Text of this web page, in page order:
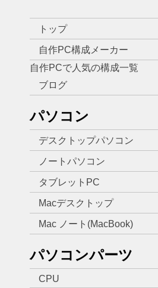
トップ
自作PC構成メーカー
自作PCで人気の構成一覧
ブログ
パソコン
デスクトップパソコン
ノートパソコン
タブレットPC
Macデスクトップ
Mac ノート(MacBook)
パソコンパーツ
CPU